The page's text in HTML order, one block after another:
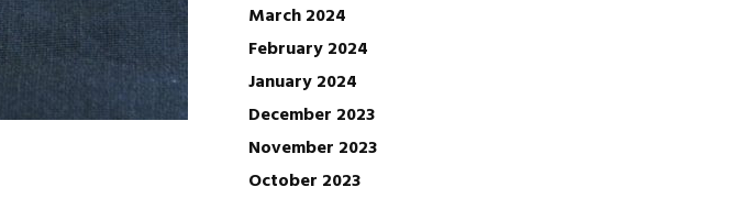
March 2024
February 2024
January 2024
December 2023
November 2023
October 2023